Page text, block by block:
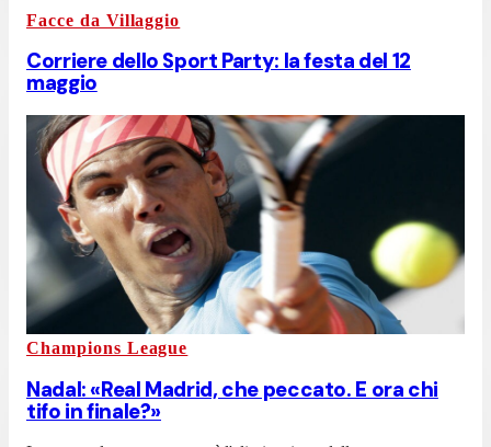
Facce da Villaggio
Corriere dello Sport Party: la festa del 12
maggio
Champions League
Nadal: «Real Madrid, che peccato. E ora chi
tifo in finale?»